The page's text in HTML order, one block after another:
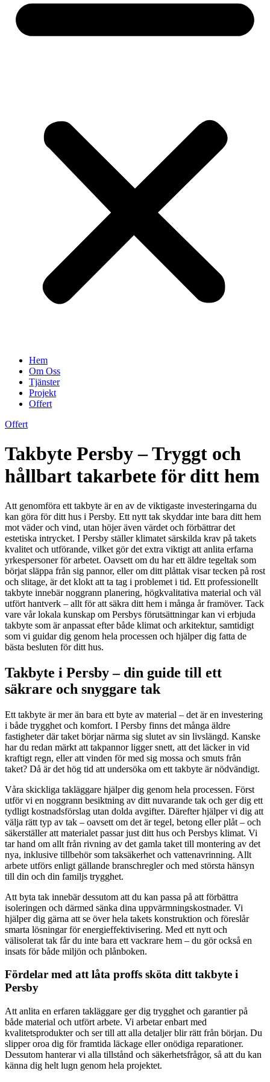
Hem
Om Oss
Tjänster
Projekt
Offert
Offert
Takbyte Persby – Tryggt och
hållbart takarbete för ditt hem
Att genomföra ett takbyte är en av de viktigaste investeringarna du
kan göra för ditt hus i Persby. Ett nytt tak skyddar inte bara ditt hem
mot väder och vind, utan höjer även värdet och förbättrar det
estetiska intrycket. I Persby ställer klimatet särskilda krav på takets
kvalitet och utförande, vilket gör det extra viktigt att anlita erfarna
yrkespersoner för arbetet. Oavsett om du har ett äldre tegeltak som
börjat släppa från sig pannor, eller om ditt plåttak visar tecken på rost
och slitage, är det klokt att ta tag i problemet i tid. Ett professionellt
takbyte innebär noggrann planering, högkvalitativa material och väl
utfört hantverk – allt för att säkra ditt hem i många år framöver. Tack
vare vår lokala kunskap om Persbys förutsättningar kan vi erbjuda
takbyte som är anpassat efter både klimat och arkitektur, samtidigt
som vi guidar dig genom hela processen och hjälper dig fatta de
bästa besluten för ditt hus.
Takbyte i Persby – din guide till ett
säkrare och snyggare tak
Ett takbyte är mer än bara ett byte av material – det är en investering
i både trygghet och komfort. I Persby finns det många äldre
fastigheter där taket börjar närma sig slutet av sin livslängd. Kanske
har du redan märkt att takpannor ligger snett, att det läcker in vid
kraftigt regn, eller att vinden för med sig mossa och smuts från
taket? Då är det hög tid att undersöka om ett takbyte är nödvändigt.
Våra skickliga takläggare hjälper dig genom hela processen. Först
utför vi en noggrann besiktning av ditt nuvarande tak och ger dig ett
tydligt kostnadsförslag utan dolda avgifter. Därefter hjälper vi dig att
välja rätt typ av tak – oavsett om det är tegel, betong eller plåt – och
säkerställer att materialet passar just ditt hus och Persbys klimat. Vi
tar hand om allt från rivning av det gamla taket till montering av det
nya, inklusive tillbehör som taksäkerhet och vattenavrinning. Allt
arbete utförs enligt gällande branschregler och med största hänsyn
till din och din familjs trygghet.
Att byta tak innebär dessutom att du kan passa på att förbättra
isoleringen och därmed sänka dina uppvärmningskostnader. Vi
hjälper dig gärna att se över hela takets konstruktion och föreslår
smarta lösningar för energieffektivisering. Med ett nytt och
välisolerat tak får du inte bara ett vackrare hem – du gör också en
insats för både miljön och plånboken.
Fördelar med att låta proffs sköta ditt takbyte i
Persby
Att anlita en erfaren takläggare ger dig trygghet och garantier på
både material och utfört arbete. Vi arbetar enbart med
kvalitetsprodukter och ser till att alla detaljer blir rätt från början. Du
slipper oroa dig för framtida läckage eller onödiga reparationer.
Dessutom hanterar vi alla tillstånd och säkerhetsfrågor, så att du kan
känna dig helt lugn genom hela projektet.